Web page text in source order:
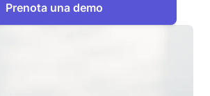
Prenota una demo